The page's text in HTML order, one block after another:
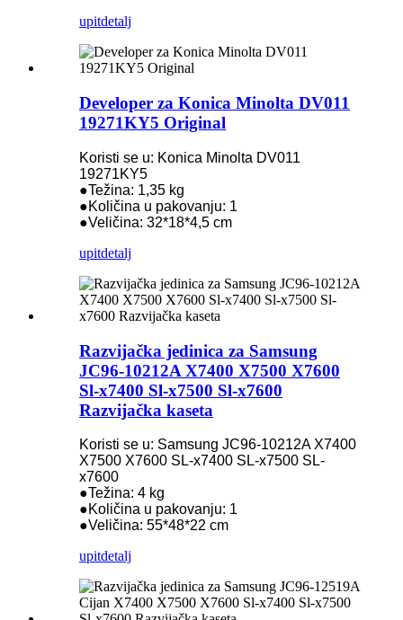
upitdetalj
Developer za Konica Minolta DV011
19271KY5 Original
Koristi se u: Konica Minolta DV011
19271KY5
●Težina: 1,35 kg
●Količina u pakovanju: 1
●Veličina: 32*18*4,5 cm
upitdetalj
Razvijačka jedinica za Samsung
JC96-10212A X7400 X7500 X7600
Sl-x7400 Sl-x7500 Sl-x7600
Razvijačka kaseta
Koristi se u: Samsung JC96-10212A X7400
X7500 X7600 SL-x7400 SL-x7500 SL-
x7600
●Težina: 4 kg
●Količina u pakovanju: 1
●Veličina: 55*48*22 cm
upitdetalj